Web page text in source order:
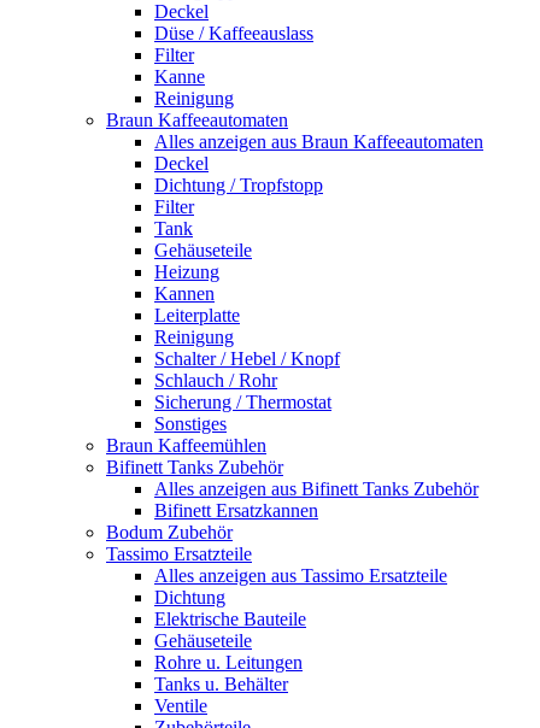
Deckel
Düse / Kaffeeauslass
Filter
Kanne
Reinigung
Braun Kaffeeautomaten
Alles anzeigen aus Braun Kaffeeautomaten
Deckel
Dichtung / Tropfstopp
Filter
Tank
Gehäuseteile
Heizung
Kannen
Leiterplatte
Reinigung
Schalter / Hebel / Knopf
Schlauch / Rohr
Sicherung / Thermostat
Sonstiges
Braun Kaffeemühlen
Bifinett Tanks Zubehör
Alles anzeigen aus Bifinett Tanks Zubehör
Bifinett Ersatzkannen
Bodum Zubehör
Tassimo Ersatzteile
Alles anzeigen aus Tassimo Ersatzteile
Dichtung
Elektrische Bauteile
Gehäuseteile
Rohre u. Leitungen
Tanks u. Behälter
Ventile